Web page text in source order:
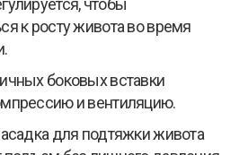
к росту живота во время
боковых вставки
и вентиляцию.
для подтяжки живота